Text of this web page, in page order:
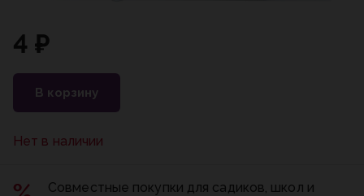
4 ₽
В корзину
Нет в наличии
Совместные покупки для садиков, школ и